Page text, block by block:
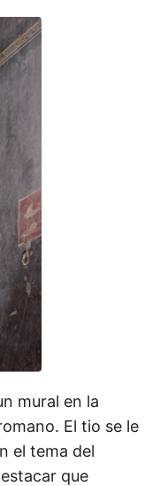
mural en la
El tio se le
el tema del
que